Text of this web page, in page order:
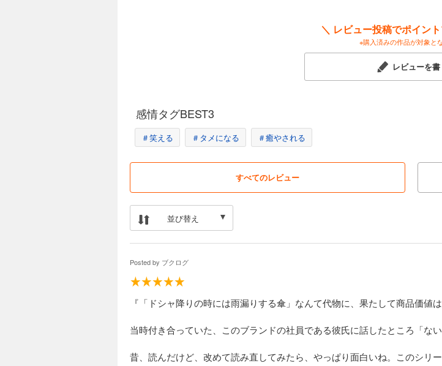
＼ レビュー投稿でポイン
※購入済みの作品が対象と
レビューを書
感情タグBEST3
＃笑える ＃タメになる ＃癒やされる
すべてのレビュー
並び替え
Posted by ブクログ
『「ドシャ降りの時には雨漏りする傘」なんて代物に、果たして商品価値
当時付き合っていた、このブランドの社員である彼氏に話したところ「な
昔、読んだけど、改めて読み直してみたら、やっぱり面白いね。このシリ